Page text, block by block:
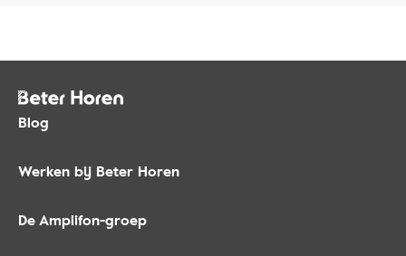
Blog
Werken bij Beter Horen
De Amplifon-groep